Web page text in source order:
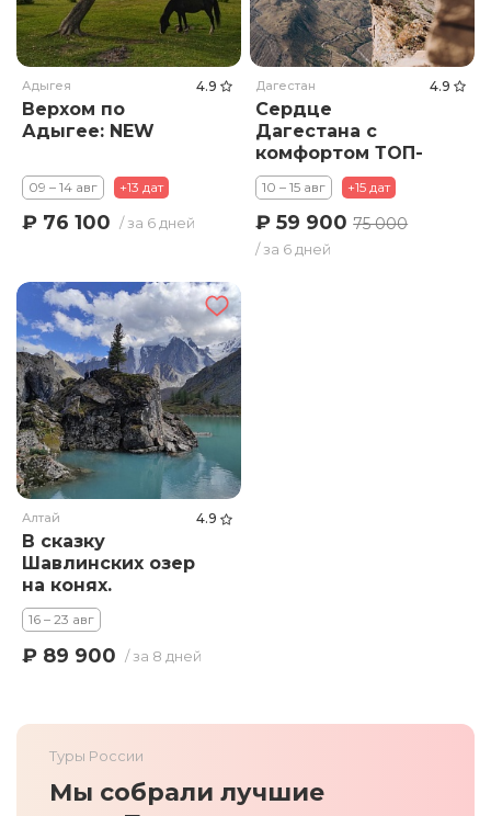
Адыгея 4.9
Верхом по
Адыгее: NEW
09 – 14 авг +13 дат
₽ 76 100 / за 6 дней
Дагестан 4.9
Сердце
Дагестана с
комфортом ТОП-
локации
10 – 15 авг +15 дат
₽ 59 90075 000
/ за 6 дней
Алтай 4.9
В сказку
Шавлинских озер
на конях.
16 – 23 авг
₽ 89 900 / за 8 дней
Туры России
Мы собрали лучшие